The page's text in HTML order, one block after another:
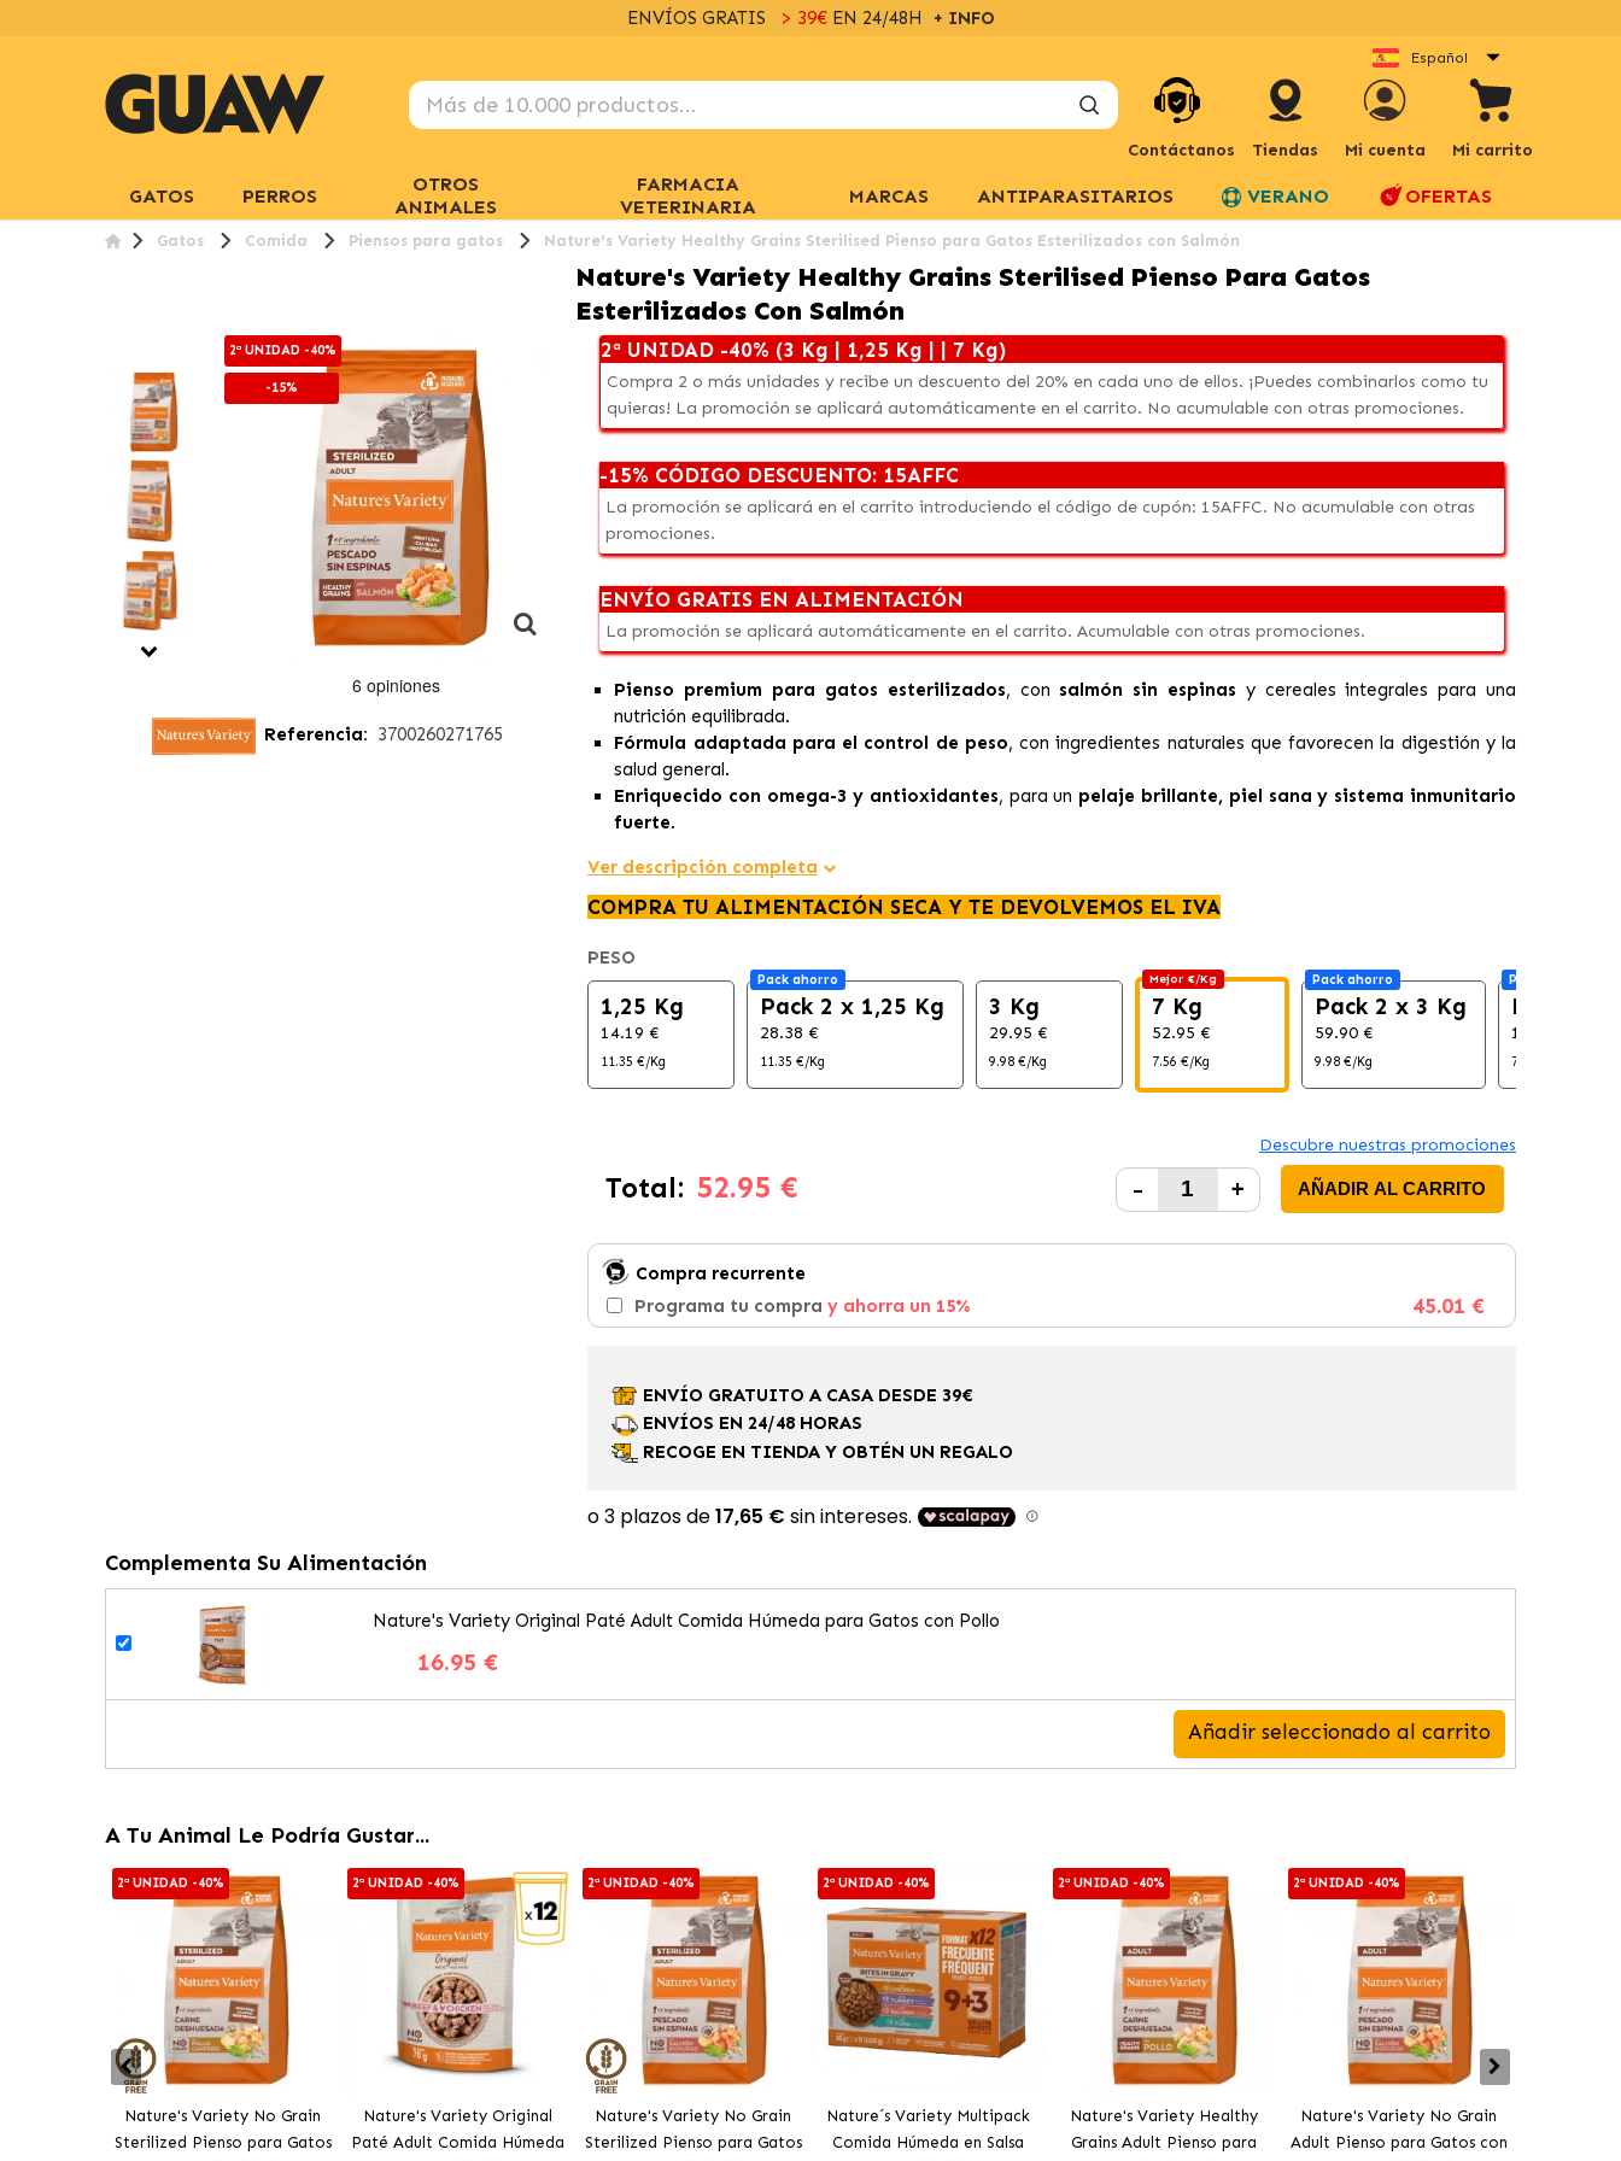
ENVÍOS GRATIS > 39€EN 24/48H + INFO
Español
Contáctanos Tiendas Mi cuenta Mi carrito
GATOS PERROS
OTROS
ANIMALES
FARMACIA
VETERINARIA
MARCAS ANTIPARASITARIOS VERANO OFERTAS
Gatos Comida Piensos para gatos Nature's Variety Healthy Grains Sterilised Pienso para Gatos Esterilizados con Salmón
Nature's Variety Healthy Grains Sterilised Pienso Para Gatos
Esterilizados Con Salmón
2ª UNIDAD -40%
-15%
Referencia: 3700260271765
2ª UNIDAD -40% (3 Kg | 1,25 Kg | | 7 Kg)
Compra 2 o más unidades y recibe un descuento del 20% en cada uno de ellos. ¡Puedes combinarlos como tu
quieras! La promoción se aplicará automáticamente en el carrito. No acumulable con otras promociones.
-15% CÓDIGO DESCUENTO: 15AFFC
La promoción se aplicará en el carrito introduciendo el código de cupón: 15AFFC. No acumulable con otras
promociones.
ENVÍO GRATIS EN ALIMENTACIÓN
La promoción se aplicará automáticamente en el carrito. Acumulable con otras promociones.
Pienso premium para gatos esterilizados, con salmón sin espinas y cereales integrales para una
nutrición equilibrada.
Fórmula adaptada para el control de peso, con ingredientes naturales que favorecen la digestión y la
salud general.
Enriquecido con omega-3 y antioxidantes, para un pelaje brillante, piel sana y sistema inmunitario
fuerte.
Ver descripción completa
COMPRA TU ALIMENTACIÓN SECA Y TE DEVOLVEMOS EL IVA
PESO
1,25 Kg
14.19 €
11.35 €/Kg
Pack ahorro
Pack 2 x 1,25 Kg
28.38 €
11.35 €/Kg
3 Kg
29.95 €
9.98 €/Kg
Mejor €/Kg
7 Kg
52.95 €
7.56 €/Kg
Pack ahorro
Pack 2 x 3 Kg
59.90 €
9.98 €/Kg
Pack ahorro
Pack 2 x
105.90 €
7.56 €/Kg
Descubre nuestras promociones
Total: 52.95 € - + AÑADIR AL CARRITO
Compra recurrente
Programa tu compra y ahorra un 15% 45.01 €
ENVÍO GRATUITO A CASA DESDE 39€
ENVÍOS EN 24/48 HORAS
RECOGE EN TIENDA Y OBTÉN UN REGALO
Complementa Su Alimentación
Nature's Variety Original Paté Adult Comida Húmeda para Gatos con Pollo
16.95 €
Añadir seleccionado al carrito
A Tu Animal Le Podría Gustar...
2ª UNIDAD -40%
Nature's Variety No Grain
Sterilized Pienso para Gatos
2ª UNIDAD -40%
Nature's Variety Original
Paté Adult Comida Húmeda
2ª UNIDAD -40%
Nature's Variety No Grain
Sterilized Pienso para Gatos
2ª UNIDAD -40%
Nature´s Variety Multipack
Comida Húmeda en Salsa
2ª UNIDAD -40%
Nature's Variety Healthy
Grains Adult Pienso para
2ª UNIDAD -40%
Nature's Variety No Grain
Adult Pienso para Gatos con